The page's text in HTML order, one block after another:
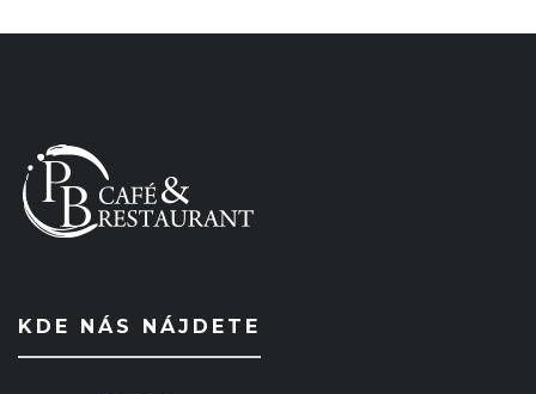
KDE NÁS NÁJDETE